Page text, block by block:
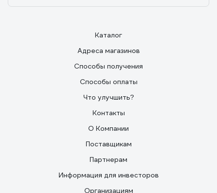
Каталог
Адреса магазинов
Способы получения
Способы оплаты
Что улучшить?
Контакты
О Компании
Поставщикам
Партнерам
Информация для инвесторов
Организациям